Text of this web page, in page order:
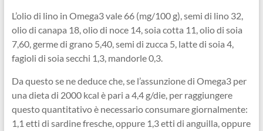
L’olio di lino in Omega3 vale 66 (mg/100 g), semi di lino 32,
olio di canapa 18, olio di noce 14, soia cotta 11, olio di soia
7,60, germe di grano 5,40, semi di zucca 5, latte di soia 4,
fagioli di soia secchi 1,3, mandorle 0,3.
Da questo se ne deduce che, se l’assunzione di Omega3 per
una dieta di 2000 kcal è pari a 4,4 g/die, per raggiungere
questo quantitativo è necessario consumare giornalmente:
1,1 etti di sardine fresche, oppure 1,3 etti di anguilla, oppure